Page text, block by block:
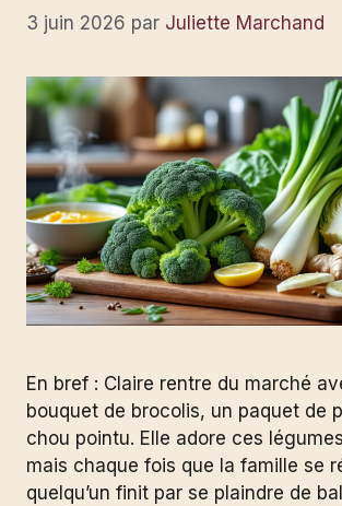
3 juin 2026 par Juliette Marchand
En bref : Claire rentre du marché
bouquet de brocolis, un paquet de
chou pointu. Elle adore ces
mais chaque fois que la famille se
quelqu’un finit par se plaindre de